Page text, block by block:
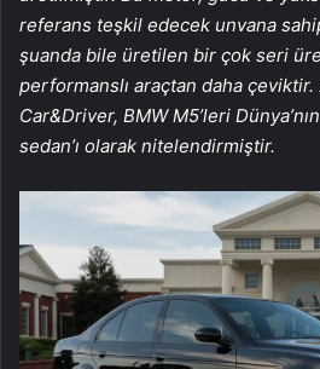
referans teşkil edecek unvana
şuanda bile üretilen bir çok seri
performanslı araçtan daha çeviktir.
Car&Driver, BMW M5’leri
sedan’ı olarak nitelendirmiştir.